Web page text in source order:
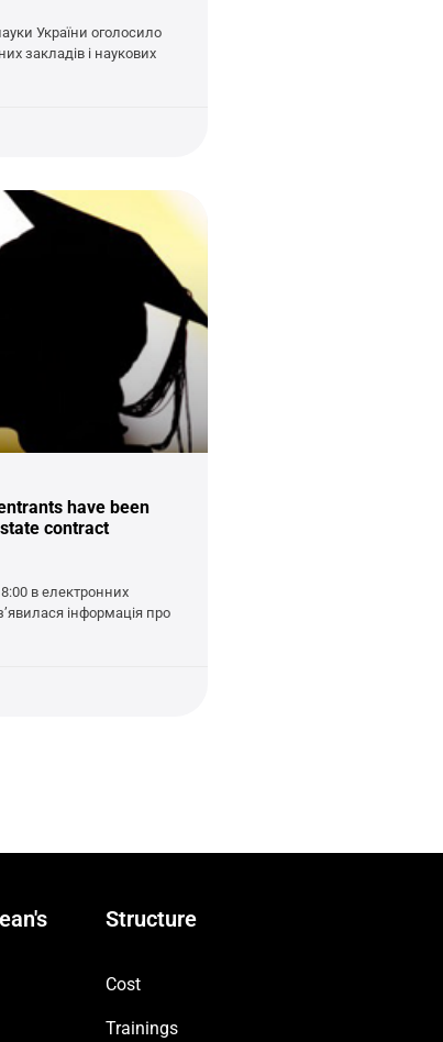
України оголосило
закладів і наукових
have been
contract
в електронних
інформація про
Structure
Cost
Trainings